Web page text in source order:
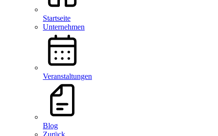
Startseite
Unternehmen
Veranstaltungen
Blog
Zurück